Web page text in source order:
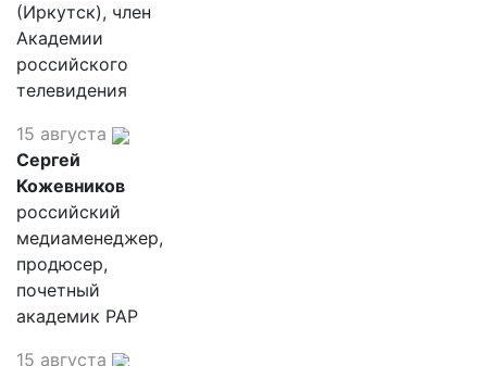
(Иркутск), член
Академии
российского
телевидения
15 августа
Сергей
Кожевников
российский
медиаменеджер,
продюсер,
почетный
академик РАР
15 августа